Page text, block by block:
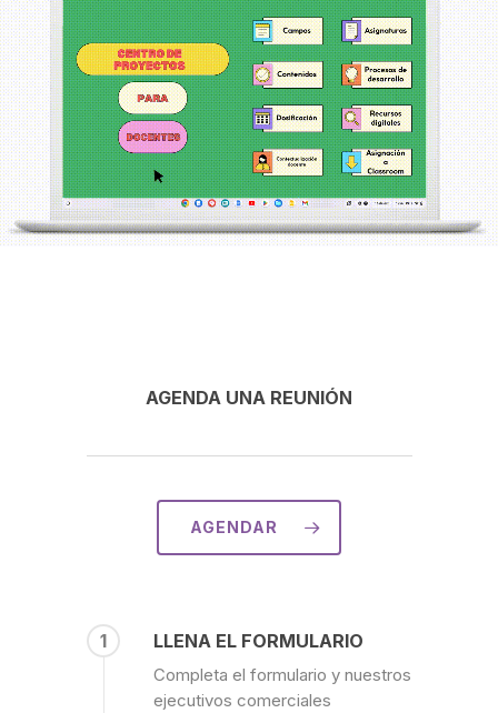
AGENDA UNA REUNIÓN
AGENDAR
1 LLENA EL FORMULARIO
Completa el formulario y nuestros
ejecutivos comerciales